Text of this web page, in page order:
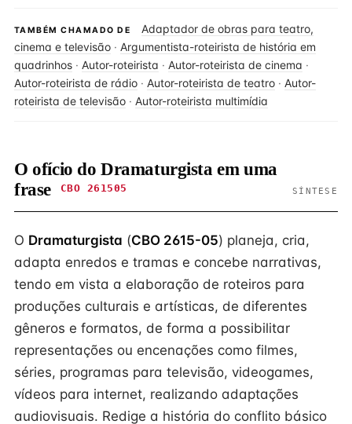
TAMBÉM CHAMADO DE
Adaptador de obras para teatro,
cinema e televisão · Argumentista-roteirista de história em
quadrinhos · Autor-roteirista · Autor-roteirista de cinema ·
Autor-roteirista de rádio · Autor-roteirista de teatro · Autor-
roteirista de televisão · Autor-roteirista multimídia
O ofício do Dramaturgista em uma
frase
CBO 261505 SÍNTESE
O Dramaturgista (CBO 2615-05) planeja, cria,
adapta enredos e tramas e concebe narrativas,
tendo em vista a elaboração de roteiros para
produções culturais e artísticas, de diferentes
gêneros e formatos, de forma a possibilitar
representações ou encenações como filmes,
séries, programas para televisão, videogames,
vídeos para internet, realizando adaptações
audiovisuais. Redige a história do conflito básico